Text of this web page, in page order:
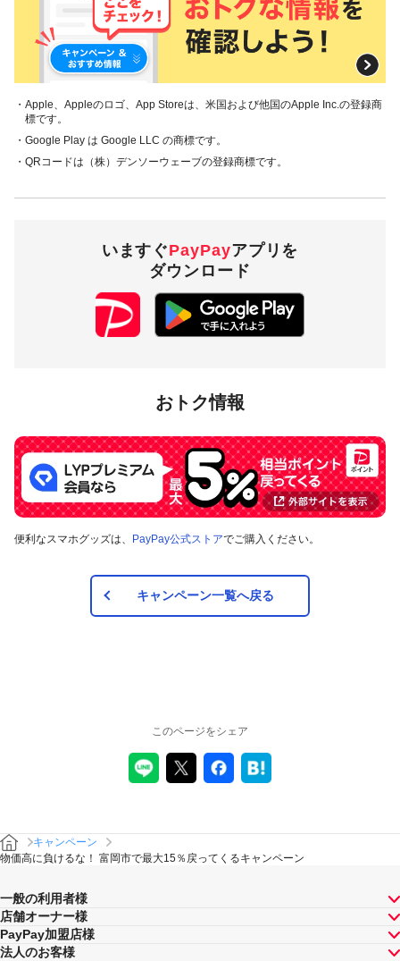
・Apple、Appleのロゴ、App Storeは、米国および他国のApple Inc.の登録商
標です。
・Google Play は Google LLC の商標です。
・QRコードは（株）デンソーウェーブの登録商標です。
いますぐPayPayアプリを
ダウンロード
おトク情報
便利なスマホグッズは、 PayPay公式ストアでご購入ください。
キャンペーン一覧へ戻る
このページをシェア
キャンペーン
物価高に負けるな！ 富岡市で最大15％戻ってくるキャンペーン
一般の利用者様
店舗オーナー様
PayPay加盟店様
法人のお客様